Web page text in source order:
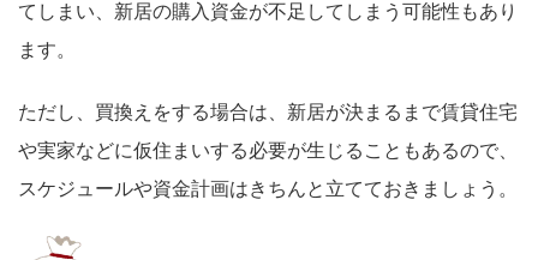
てしまい、新居の購入資金が不足してしまう可能性もあり
ます。
ただし、買換えをする場合は、新居が決まるまで賃貸住宅
や実家などに仮住まいする必要が生じることもあるので、
スケジュールや資金計画はきちんと立てておきましょう。